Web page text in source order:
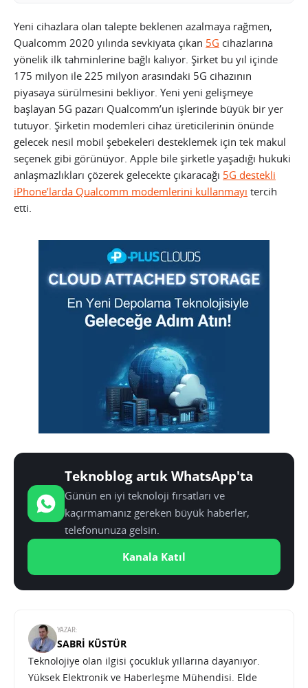
Yeni cihazlara olan talepte beklenen azalmaya rağmen,
Qualcomm 2020 yılında sevkiyata çıkan 5G cihazlarına
yönelik ilk tahminlerine bağlı kalıyor. Şirket bu yıl içinde
175 milyon ile 225 milyon arasındaki 5G cihazının
piyasaya sürülmesini bekliyor. Yeni yeni gelişmeye
başlayan 5G pazarı Qualcomm’un işlerinde büyük bir yer
tutuyor. Şirketin modemleri cihaz üreticilerinin önünde
gelecek nesil mobil şebekeleri desteklemek için tek makul
seçenek gibi görünüyor. Apple bile şirketle yaşadığı hukuki
anlaşmazlıkları çözerek gelecekte çıkaracağı 5G destekli
iPhone’larda Qualcomm modemlerini kullanmayı tercih
etti.
Teknoblog artık WhatsApp'ta
Günün en iyi teknoloji fırsatları ve
kaçırmamanız gereken büyük haberler,
telefonunuza gelsin.
Kanala Katıl
YAZAR:
SABRI KÜSTÜR
Teknolojiye olan ilgisi çocukluk yıllarına dayanıyor.
Yüksek Elektronik ve Haberleşme Mühendisi. Elde